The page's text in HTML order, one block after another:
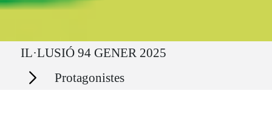
Ruta del sitio
IL·LUSIÓ 94 GENER 2025
Secciones Protagonistes